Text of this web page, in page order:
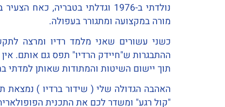
מורה במקצועה ומתגורר בעפולה.
כשני עשורים שאני מלמד רדיו ומרצה
ההתבגרות ש"חיידק הרדיו" תפס גם אותם.
תוך יישום השיטות והמתודות שאותן למדתי
האהבה הגדולה שלי ( שידור ברדיו ) נמצאת
"קול רגע" ומשדר לכם את התכנית